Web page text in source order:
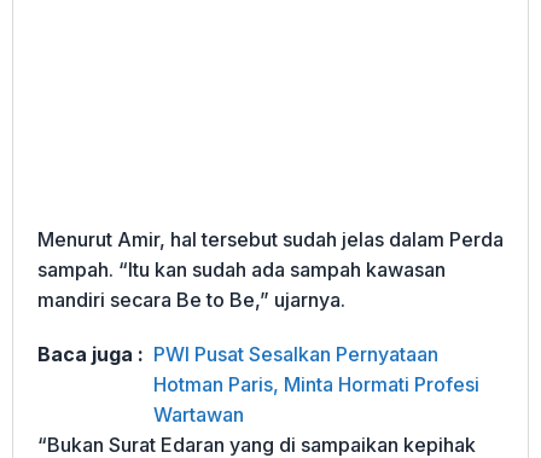
Menurut Amir, hal tersebut sudah jelas dalam Perda
sampah. “Itu kan sudah ada sampah kawasan
mandiri secara Be to Be,” ujarnya.
Baca juga : PWI Pusat Sesalkan Pernyataan
Hotman Paris, Minta Hormati Profesi
Wartawan
“Bukan Surat Edaran yang di sampaikan kepihak